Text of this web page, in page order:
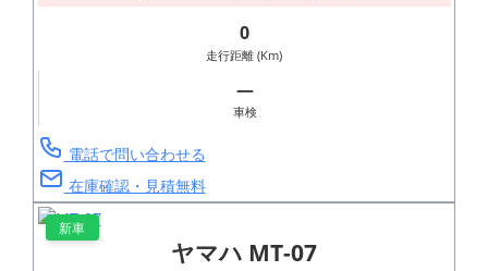
0
走行距離 (Km)
―
車検
電話で問い合わせる
在庫確認・見積無料
新車
ヤマハ MT-07